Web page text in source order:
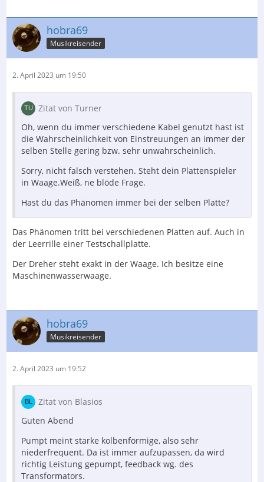
hobra69
Musikreisender
2. April 2023 um 19:50
Zitat von Turner
Oh, wenn du immer verschiedene Kabel genutzt hast ist
die Wahrscheinlichkeit von Einstreuungen an immer der
selben Stelle gering bzw. sehr unwahrscheinlich.
Sorry, nicht falsch verstehen. Steht dein Plattenspieler
in Waage.Weiß, ne blöde Frage.
Hast du das Phänomen immer bei der selben Platte?
Das Phänomen tritt bei verschiedenen Platten auf. Auch in
der Leerrille einer Testschallplatte.
Der Dreher steht exakt in der Waage. Ich besitze eine
Maschinenwasserwaage.
hobra69
Musikreisender
2. April 2023 um 19:52
Zitat von Blasios
Guten Abend
Pumpt meint starke kolbenförmige, also sehr
niederfrequent. Da ist immer aufzupassen, da wird
richtig Leistung gepumpt, feedback wg. des
Transformators.